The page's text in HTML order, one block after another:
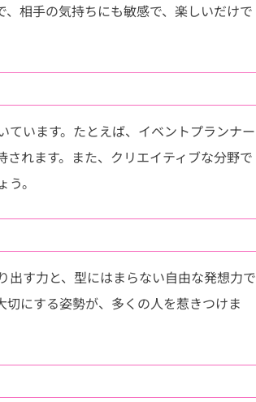
相手の気持ちにも敏感で、楽しいだけで
います。たとえば、イベントプランナー
れます。また、クリエイティブな分野で
。
す力と、型にはまらない自由な発想力で
にする姿勢が、多くの人を惹きつけま